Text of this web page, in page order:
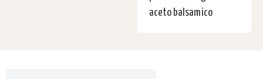
aceto balsamico